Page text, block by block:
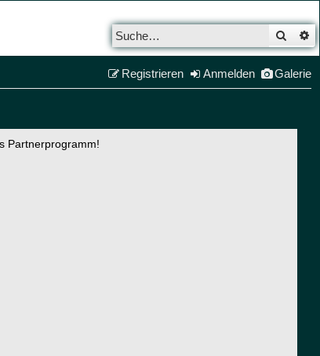
Galerie
Anmelden
Registrieren
Partnerprogramm!